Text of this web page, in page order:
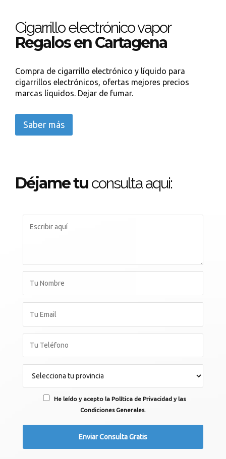
Cigarrillo electrónico vapor
Regalos en Cartagena
Compra de cigarrillo electrónico y líquido para
cigarrillos electrónicos, ofertas mejores precios
marcas líquidos. Dejar de fumar.
Saber más
Déjame tu consulta aqui:
He leído y acepto la Política de Privacidad y las
Condiciones Generales.